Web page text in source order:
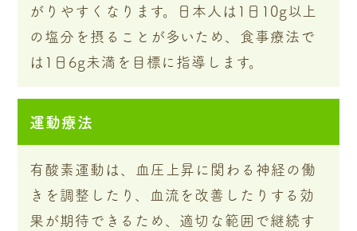
がりやすくなります。日本人は1日10g以上
の塩分を摂ることが多いため、食事療法で
は1日6g未満を目標に指導します。
運動療法
有酸素運動は、血圧上昇に関わる神経の働
きを調整したり、血流を改善したりする効
果が期待できるため、適切な範囲で継続す